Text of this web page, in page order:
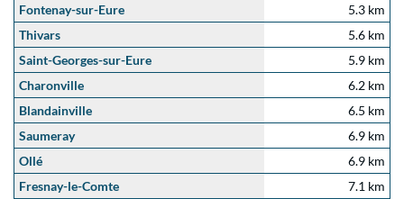
Fontenay-sur-Eure
5.3 km
Thivars
5.6 km
Saint-Georges-sur-Eure
5.9 km
Charonville
6.2 km
Blandainville
6.5 km
Saumeray
6.9 km
Ollé
6.9 km
Fresnay-le-Comte
7.1 km